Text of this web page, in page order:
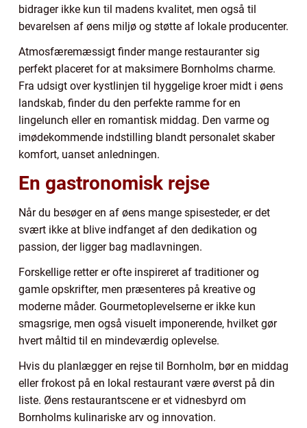
bidrager ikke kun til madens kvalitet, men også til
bevarelsen af øens miljø og støtte af lokale producenter.
Atmosfæremæssigt finder mange restauranter sig
perfekt placeret for at maksimere Bornholms charme.
Fra udsigt over kystlinjen til hyggelige kroer midt i øens
landskab, finder du den perfekte ramme for en
lingelunch eller en romantisk middag. Den varme og
imødekommende indstilling blandt personalet skaber
komfort, uanset anledningen.
En gastronomisk rejse
Når du besøger en af øens mange spisesteder, er det
svært ikke at blive indfanget af den dedikation og
passion, der ligger bag madlavningen.
Forskellige retter er ofte inspireret af traditioner og
gamle opskrifter, men præsenteres på kreative og
moderne måder. Gourmetoplevelserne er ikke kun
smagsrige, men også visuelt imponerende, hvilket gør
hvert måltid til en mindeværdig oplevelse.
Hvis du planlægger en rejse til Bornholm, bør en middag
eller frokost på en lokal restaurant være øverst på din
liste. Øens restaurantscene er et vidnesbyrd om
Bornholms kulinariske arv og innovation.